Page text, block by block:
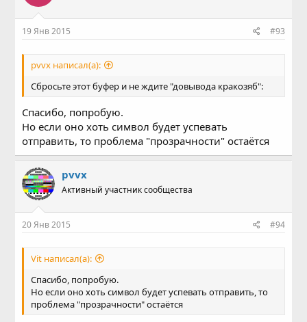
19 Янв 2015 #93
pvvx написал(а):
Сбросьте этот буфер и не ждите "довывода кракозяб":
Спасибо, попробую.
Но если оно хоть символ будет успевать
отправить, то проблема "прозрачности" остаётся
pvvx
Активный участник сообщества
20 Янв 2015 #94
Vit написал(а):
Спасибо, попробую.
Но если оно хоть символ будет успевать отправить, то
проблема "прозрачности" остаётся